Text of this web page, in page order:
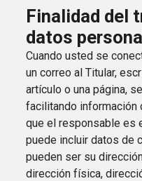
Finalidad del
datos
Cuando usted se
un correo al Titular,
artículo o una página,
facilitando información
que el responsable es
puede incluir datos de
pueden ser su
dirección física,